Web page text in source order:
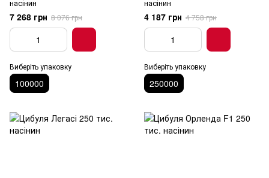
насінин
7 268 грн 8 076 грн
Виберіть упаковку
100000
насінин
4 187 грн 4 758 грн
Виберіть упаковку
250000